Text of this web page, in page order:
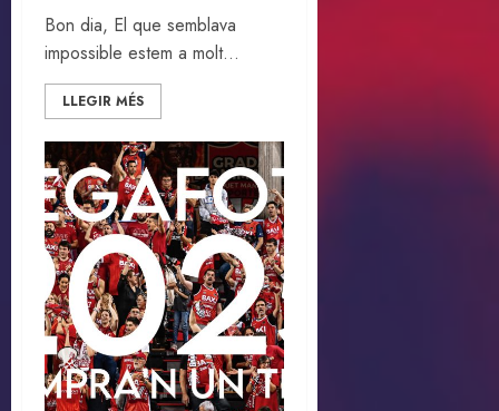
Bon dia, El que semblava
impossible estem a molt...
LLEGIR MÉS